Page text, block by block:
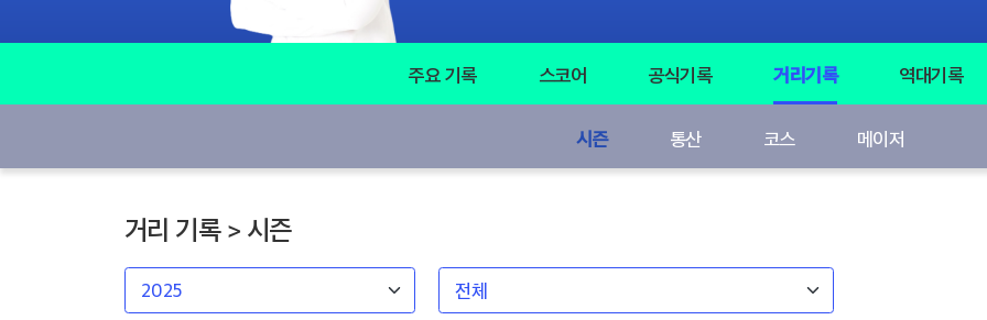
주요 기록 스코어 공식기록 거리기록 역대기록
시즌 통산 코스 메이저
거리 기록 > 시즌